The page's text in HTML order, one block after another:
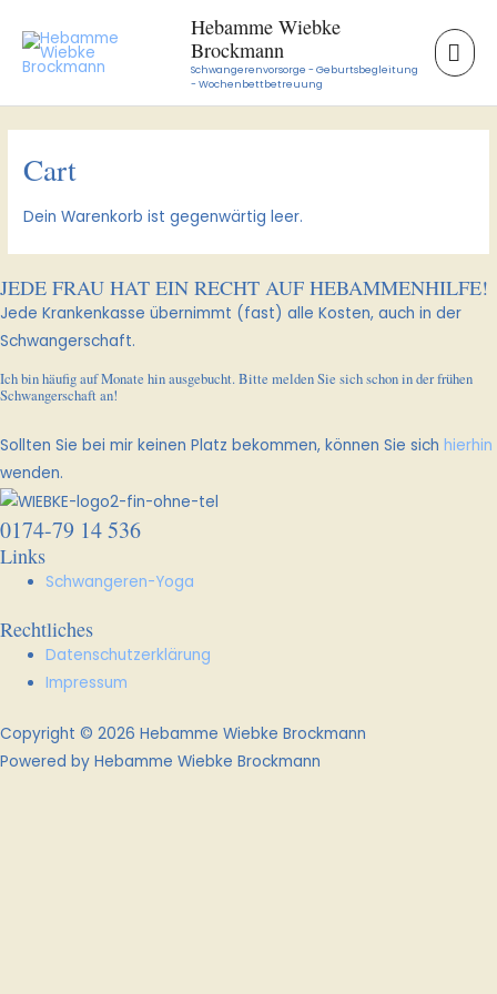
Inhalt
springen
Hebamme Wiebke
Brockmann
Schwangerenvorsorge - Geburtsbegleitung
- Wochenbettbetreuung
Cart
Dein Warenkorb ist gegenwärtig leer.
JEDE FRAU HAT EIN RECHT AUF HEBAMMENHILFE!
Jede Krankenkasse übernimmt (fast) alle Kosten, auch in der
Schwangerschaft.
Ich bin häufig auf Monate hin ausgebucht. Bitte melden Sie sich schon in der frühen
Schwangerschaft an!
Sollten Sie bei mir keinen Platz bekommen, können Sie sich hierhin
wenden.
0174-79 14 536
Links
Schwangeren-Yoga
Rechtliches
Datenschutzerklärung
Impressum
Copyright © 2026 Hebamme Wiebke Brockmann
Powered by Hebamme Wiebke Brockmann